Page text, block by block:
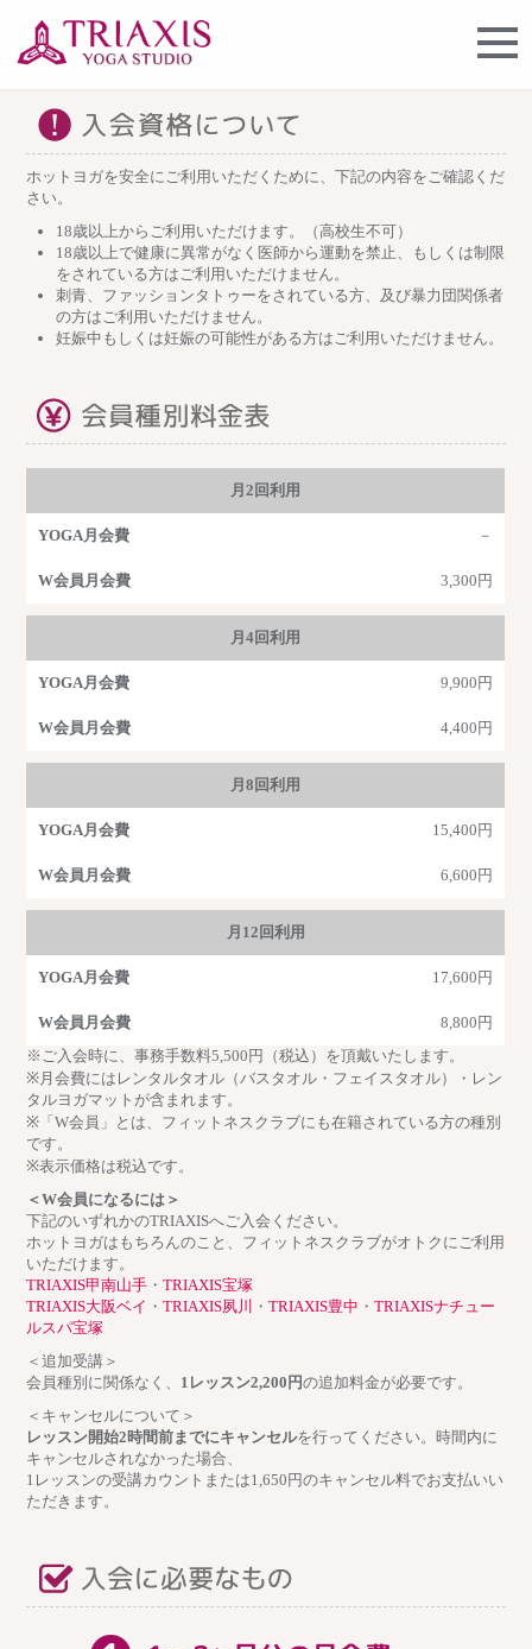
ホットヨガを安全にご利用いただくために、下記の内容をご確認くだ
さい。
18歳以上からご利用いただけます。（高校生不可）
18歳以上で健康に異常がなく医師から運動を禁止、もしくは制限
をされている方はご利用いただけません。
刺青、ファッションタトゥーをされている方、及び暴力団関係者
の方はご利用いただけません。
妊娠中もしくは妊娠の可能性がある方はご利用いただけません。
月2回利用
－
3,300円
月4回利用
9,900円
4,400円
月8回利用
15,400円
6,600円
月12回利用
17,600円
8,800円
※ご入会時に、事務手数料5,500円（税込）を頂戴いたします。
※月会費にはレンタルタオル（バスタオル・フェイスタオル）・レン
タルヨガマットが含まれます。
※「W会員」とは、フィットネスクラブにも在籍されている方の種別
です。
※表示価格は税込です。
＜W会員になるには＞
下記のいずれかのTRIAXISへご入会ください。
ホットヨガはもちろんのこと、フィットネスクラブがオトクにご利用
いただけます。
TRIAXIS甲南山手 ・TRIAXIS宝塚
TRIAXIS大阪ベイ ・TRIAXIS夙川 ・TRIAXIS豊中 ・TRIAXISナチュー
ルスパ宝塚
＜追加受講＞
会員種別に関係なく、 1レッスン2,200円の追加料金が必要です。
＜キャンセルについて＞
レッスン開始2時間前までにキャンセルを行ってください。時間内に
キャンセルされなかった場合、
1レッスンの受講カウントまたは1,650円のキャンセル料でお支払いい
ただきます。